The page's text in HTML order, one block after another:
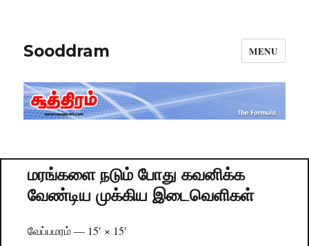
Sooddram MENU
மரங்களை நடும் போது கவனிக்க
வேண்டிய முக்கிய இடைவெளிகள்
வேப்பமரம் — 15′ × 15′